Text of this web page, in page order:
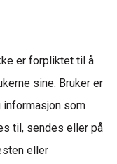
er forpliktet til å
sine. Bruker er
informasjon som
til, sendes eller på
eller